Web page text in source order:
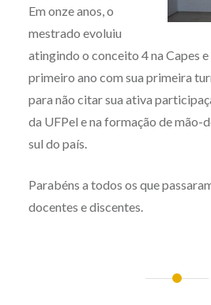
Em onze anos, o
mestrado evoluiu
atingindo o conceito 4 na Capes
primeiro ano com sua primeira
para não citar sua ativa
da UFPel e na formação de
sul do país.
Parabéns a todos os que
docentes e discentes.